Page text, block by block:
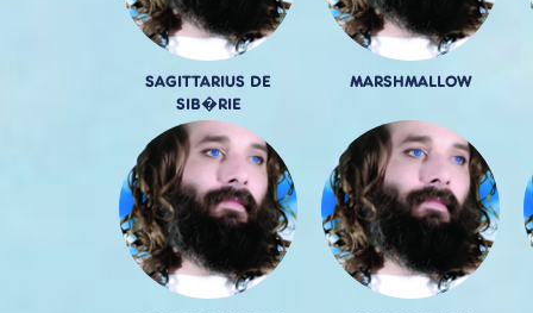
SAGITTARIUS DE
SIB�RIE
MARSHMALLOW